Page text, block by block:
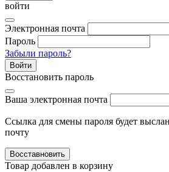
войти
Электронная почта
Пароль
Забыли пароль?
Войти
Восстановить пароль
Ваша электронная почта
Ссылка для смены пароля будет
почту
Восставновить
Товар добавлен в корзину